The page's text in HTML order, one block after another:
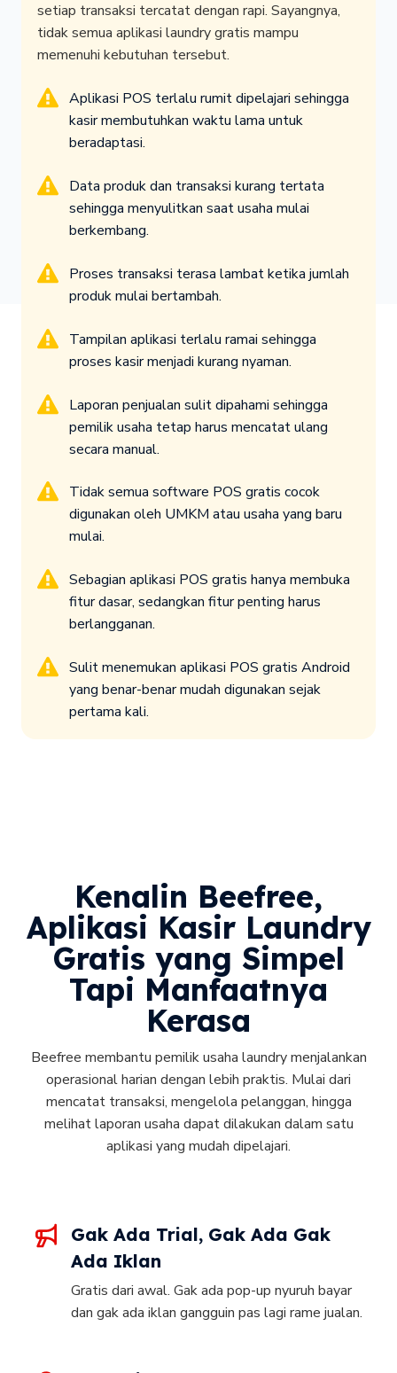
setiap transaksi tercatat dengan rapi. Sayangnya,
tidak semua aplikasi laundry gratis mampu
memenuhi kebutuhan tersebut.
Aplikasi POS terlalu rumit dipelajari sehingga
kasir membutuhkan waktu lama untuk
beradaptasi.
Data produk dan transaksi kurang tertata
sehingga menyulitkan saat usaha mulai
berkembang.
Proses transaksi terasa lambat ketika jumlah
produk mulai bertambah.
Tampilan aplikasi terlalu ramai sehingga
proses kasir menjadi kurang nyaman.
Laporan penjualan sulit dipahami sehingga
pemilik usaha tetap harus mencatat ulang
secara manual.
Tidak semua software POS gratis cocok
digunakan oleh UMKM atau usaha yang baru
mulai.
Sebagian aplikasi POS gratis hanya membuka
fitur dasar, sedangkan fitur penting harus
berlangganan.
Sulit menemukan aplikasi POS gratis Android
yang benar-benar mudah digunakan sejak
pertama kali.
Kenalin Beefree,
Aplikasi Kasir Laundry
Gratis yang Simpel
Tapi Manfaatnya
Kerasa
Beefree membantu pemilik usaha laundry menjalankan
operasional harian dengan lebih praktis. Mulai dari
mencatat transaksi, mengelola pelanggan, hingga
melihat laporan usaha dapat dilakukan dalam satu
aplikasi yang mudah dipelajari.
Gak Ada Trial, Gak Ada Gak
Ada Iklan
Gratis dari awal. Gak ada pop-up nyuruh bayar
dan gak ada iklan gangguin pas lagi rame jualan.